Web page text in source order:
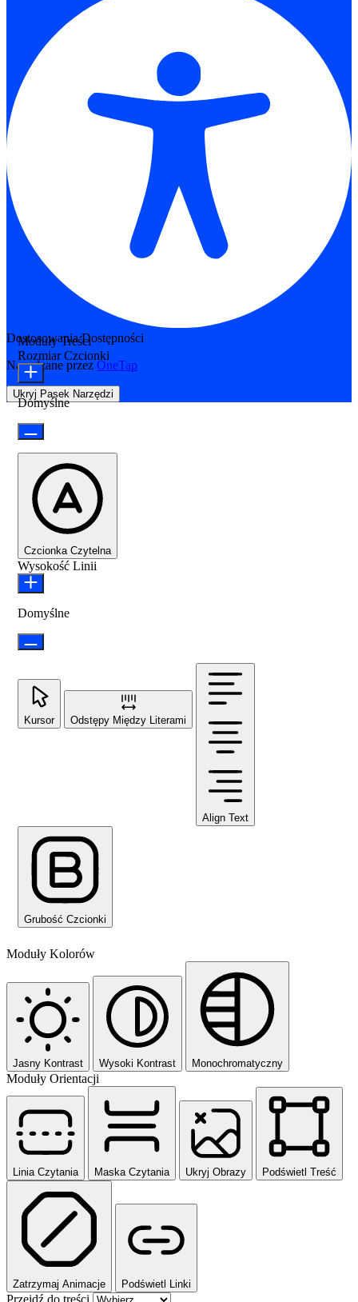
Dostosowania Dostępności
Napędzane przez OneTap
Ukryj Pasek Narzędzi
Moduły Treści
Rozmiar Czcionki
Domyślne
Czcionka Czytelna
Wysokość Linii
Domyślne
Kursor Odstępy Między Literami
Align Text
Grubość Czcionki
Moduły Kolorów
Jasny Kontrast Wysoki Kontrast Monochromatyczny
Moduły Orientacji
Linia Czytania Maska Czytania Ukryj Obrazy Podświetl Treść
Zatrzymaj Animacje Podświetl Linki
Przejdź do treści